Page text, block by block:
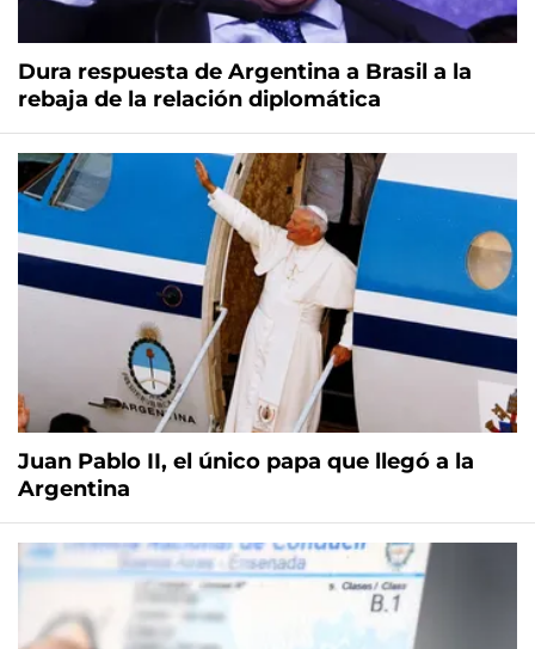
Dura respuesta de Argentina a Brasil a la
rebaja de la relación diplomática
Juan Pablo II, el único papa que llegó a la
Argentina